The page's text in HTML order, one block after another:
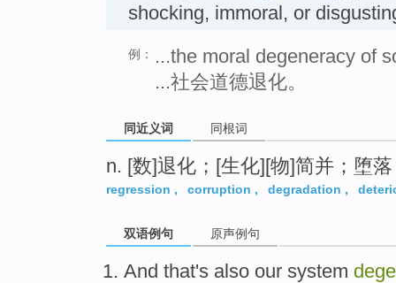
shocking, immoral, or
例：
...the moral degeneracy of
...社会道德退化。
同近义词 同根词
n. [数]退化；[生化][物]简并；堕
regression , corruption , degradation ,
双语例句 原声例句
And that's also our system